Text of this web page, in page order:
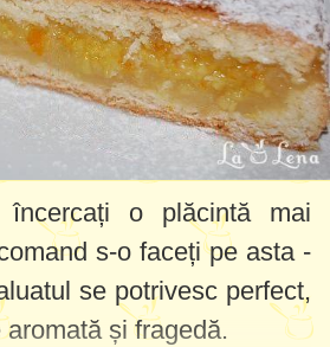
o plăcintă mai
s-o faceți pe asta -
se potrivesc perfect,
și fragedă.